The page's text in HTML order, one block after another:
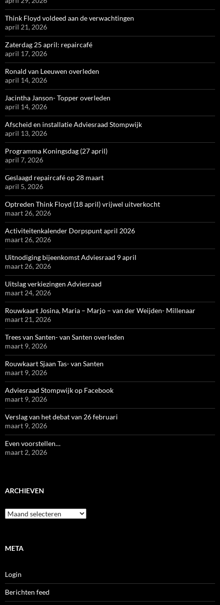
Think Floyd voldeed aan de verwachtingen
april 21, 2026
Zaterdag 25 april: repaircafé
april 17, 2026
Ronald van Leeuwen overleden
april 14, 2026
Jacintha Janson- Topper overleden
april 14, 2026
Afscheid en installatie Adviesraad Stompwijk
april 13, 2026
Programma Koningsdag (27 april)
april 7, 2026
Geslaagd repaircafé op 28 maart
april 5, 2026
Optreden Think Floyd (18 april) vrijwel uitverkocht
maart 26, 2026
Activiteitenkalender Dorpspunt april 2026
maart 26, 2026
Uitnodiging bijeenkomst Adviesraad 9 april
maart 26, 2026
Uitslag verkiezingen Adviesraad
maart 24, 2026
Rouwkaart Josina, Maria – Marjo – van der Weijden- Millenaar
maart 21, 2026
Trees van Santen- van Santen overleden
maart 9, 2026
Rouwkaart Sjaan Tas- van Santen
maart 9, 2026
Adviesraad Stompwijk op Facebook
maart 9, 2026
Verslag van het debat van 26 februari
maart 9, 2026
Even voorstellen…
maart 2, 2026
ARCHIEVEN
Archieven
META
Login
Berichten feed